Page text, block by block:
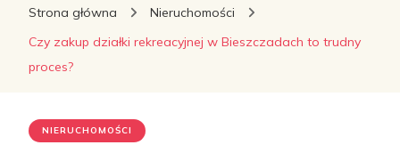
Strona główna
Nieruchomości
Czy zakup działki rekreacyjnej w Bieszczadach to trudny
proces?
NIERUCHOMOŚCI